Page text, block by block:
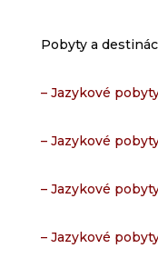
Pobyty a
– Jazykové
– Jazykové
– Jazykové
– Jazykové